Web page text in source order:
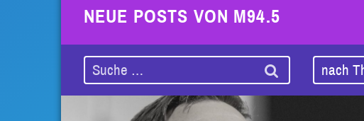
NEUE POSTS VON M94.5